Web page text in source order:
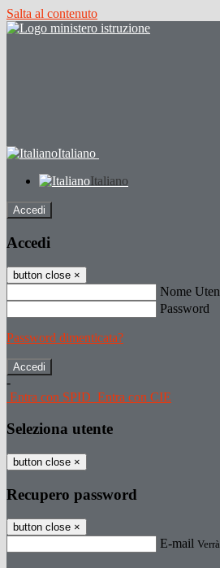
Salta al contenuto
Italiano
Italiano
Accedi
Accedi
button close ×
Nome
Password
Password dimenticata?
-
Entra con SPID Entra con CIE
Seleziona utente
button close ×
Recupero password
button close ×
E-mail